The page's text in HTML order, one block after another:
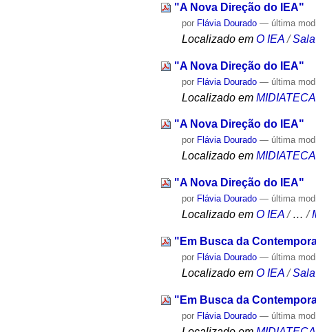
"A Nova Direção do IEA"
por Flávia Dourado — última
Localizado em O IEA /
"A Nova Direção do IEA"
por Flávia Dourado — última
Localizado em MIDIATECA
"A Nova Direção do IEA"
por Flávia Dourado — última
Localizado em MIDIATECA
"A Nova Direção do IEA"
por Flávia Dourado — última
Localizado em O IEA /…/
"Em Busca da
por Flávia Dourado — última
Localizado em O IEA /
"Em Busca da
por Flávia Dourado — última